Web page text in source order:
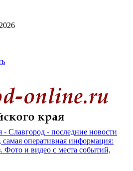
- Славгород - последние новости
самая оперативная информация:
Фото и видео с места событий,